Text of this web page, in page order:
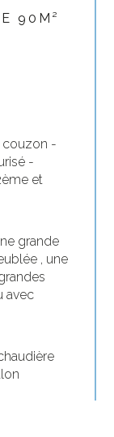
90M²
couzon -
-
et
grande
, une
avec